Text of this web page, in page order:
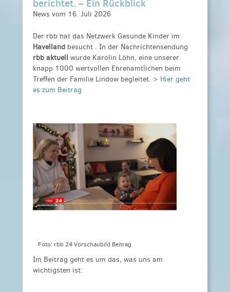
berichtet. – Ein Rückblick
News vom 16. Juli 2026
Der rbb hat das Netzwerk Gesunde Kinder im
Havelland besucht . In der Nachrichtensendung
rbb aktuell wurde Karolin Löhn, eine unserer
knapp 1000 wertvollen Ehrenamtlichen beim
Treffen der Familie Lindow begleitet. > Hier geht
es zum Beitrag
Foto: rbb 24 Vorschaubild Beitrag
Im Beitrag geht es um das, was uns am
wichtigsten ist: